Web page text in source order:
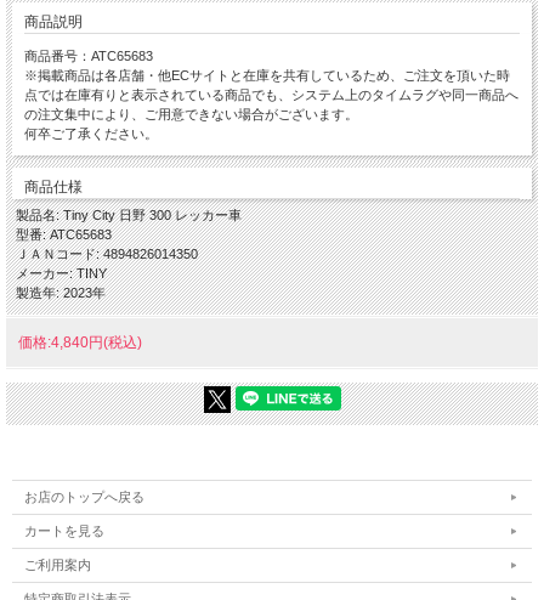
商品説明
商品番号：ATC65683
※掲載商品は各店舗・他ECサイトと在庫を共有しているため、ご注文を頂いた時
点では在庫有りと表示されている商品でも、システム上のタイムラグや同一商品へ
の注文集中により、ご用意できない場合がございます。
何卒ご了承ください。
商品仕様
製品名: Tiny City 日野 300 レッカー車
型番: ATC65683
ＪＡＮコード: 4894826014350
メーカー: TINY
製造年: 2023年
価格:4,840円(税込)
お店のトップへ戻る
カートを見る
ご利用案内